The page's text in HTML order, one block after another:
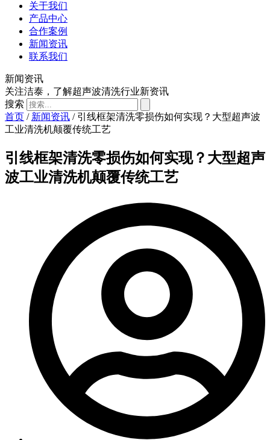
关于我们
产品中心
合作案例
新闻资讯
联系我们
新闻资讯
关注洁泰，了解超声波清洗行业新资讯
搜索
首页 / 新闻资讯 / 引线框架清洗零损伤如何实现？大型超声波
工业清洗机颠覆传统工艺
引线框架清洗零损伤如何实现？大型超声
波工业清洗机颠覆传统工艺